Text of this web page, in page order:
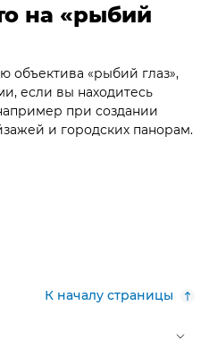
на «рыбий
объектива «рыбий глаз»,
если вы находитесь
при создании
и городских панорам.
К началу страницы